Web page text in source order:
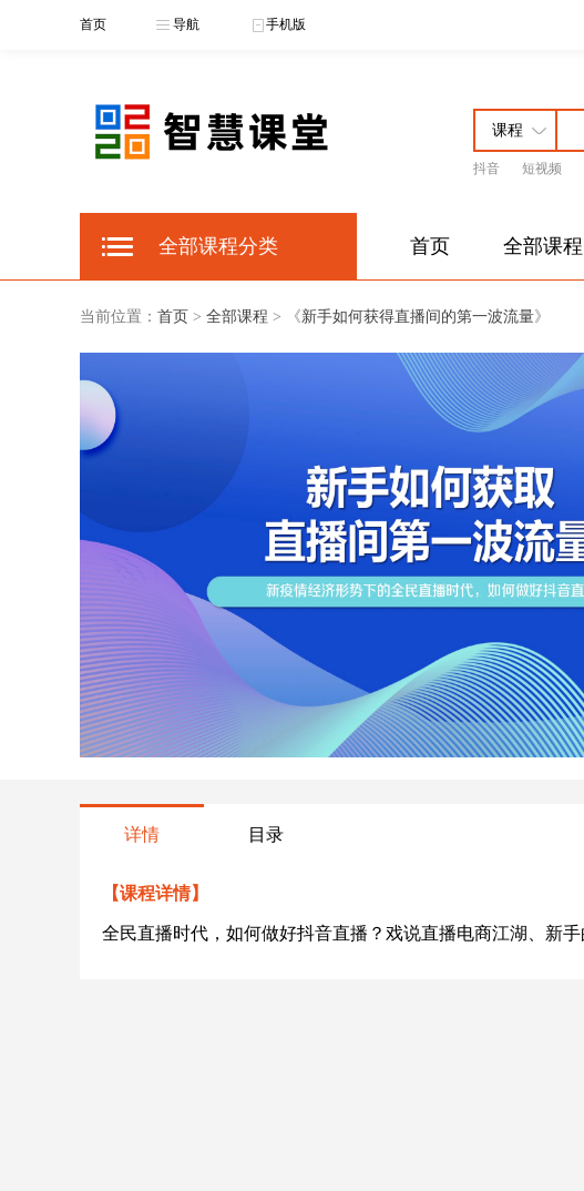
首页 导航 手机版
抖音 短视频
全部课程分类 首页 全部课程
当前位置： 首页 > 全部课程 > 《新手如何获得直播间的第一波流量》
详情 目录
【课程详情】
全民直播时代，如何做好抖音直播？戏说直播电商江湖、新